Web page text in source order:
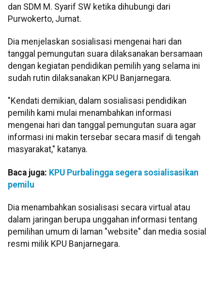
dan SDM M. Syarif SW ketika dihubungi dari
Purwokerto, Jumat.
Dia menjelaskan sosialisasi mengenai hari dan
tanggal pemungutan suara dilaksanakan bersamaan
dengan kegiatan pendidikan pemilih yang selama ini
sudah rutin dilaksanakan KPU Banjarnegara.
"Kendati demikian, dalam sosialisasi pendidikan
pemilih kami mulai menambahkan informasi
mengenai hari dan tanggal pemungutan suara agar
informasi ini makin tersebar secara masif di tengah
masyarakat," katanya.
Baca juga: KPU Purbalingga segera sosialisasikan
pemilu
Dia menambahkan sosialisasi secara virtual atau
dalam jaringan berupa unggahan informasi tentang
pemilihan umum di laman "website" dan media sosial
resmi milik KPU Banjarnegara.